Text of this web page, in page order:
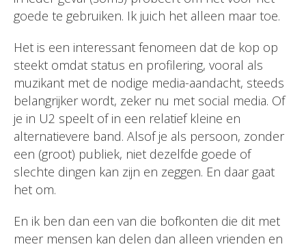
goede te gebruiken. Ik juich het alleen maar toe.
Het is een interessant fenomeen dat de kop op
steekt omdat status en profilering, vooral als
muzikant met de nodige media-aandacht, steeds
belangrijker wordt, zeker nu met social media. Of
je in U2 speelt of in een relatief kleine en
alternatievere band. Alsof je als persoon, zonder
een (groot) publiek, niet dezelfde goede of
slechte dingen kan zijn en zeggen. En daar gaat
het om.
En ik ben dan een van die bofkonten die dit met
meer mensen kan delen dan alleen vrienden en